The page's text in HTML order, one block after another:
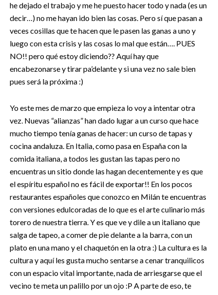
he dejado el trabajo y me he puesto hacer todo y nada (es un
decir…) no me hayan ido bien las cosas. Pero sí que pasan a
veces cosillas que te hacen que le pasen las ganas a uno y
luego con esta crisis y las cosas lo mal que están…. PUES
NO!! pero qué estoy diciendo?? Aquí hay que
encabezonarse y tirar pa’delante y si una vez no sale bien
pues será la próxima :)
Yo este mes de marzo que empieza lo voy a intentar otra
vez. Nuevas “alianzas” han dado lugar a un curso que hace
mucho tiempo tenía ganas de hacer: un curso de tapas y
cocina andaluza. En Italia, como pasa en España con la
comida italiana, a todos les gustan las tapas pero no
encuentras un sitio donde las hagan decentemente y es que
el espíritu español no es fácil de exportar!! En los pocos
restaurantes españoles que conozco en Milán te encuentras
con versiones edulcoradas de lo que es el arte culinario más
torero de nuestra tierra. Y es que ve y dile a un italiano que
salga de tapeo, a comer de pie delante a la barra, con un
plato en una mano y el chaquetón en la otra :) La cultura es la
cultura y aquí les gusta mucho sentarse a cenar tranquilicos
con un espacio vital importante, nada de arriesgarse que el
vecino te meta un palillo por un ojo :P A parte de eso, te